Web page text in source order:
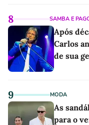
8 SAMBA E
Após
Carlos
de sua
9 MODA
As
para o